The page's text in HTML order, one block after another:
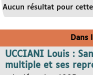
Aucun résultat pour
Dans
UCCIANI Louis :
multiple et ses